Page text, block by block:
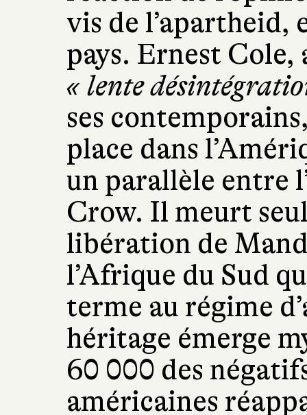
vis de l’apartheid,
pays. Ernest
« lente
ses
place dans
un parallèle entre
Crow. Il meurt
libération de
l’Afrique du Sud
terme au régime
héritage émerge
60 000 des
américaines